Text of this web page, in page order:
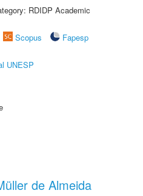
RDIDP Academic
Scopus
Fapesp
UNESP
de Almeida